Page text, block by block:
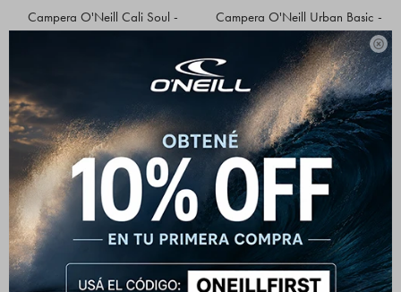

Campera O'Neill Cali Soul -
Negro
Campera O'Neill Urban Basic -
Negro
2.392 $ 2.990